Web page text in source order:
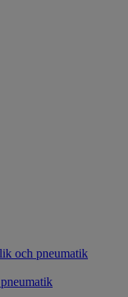
och pneumatik